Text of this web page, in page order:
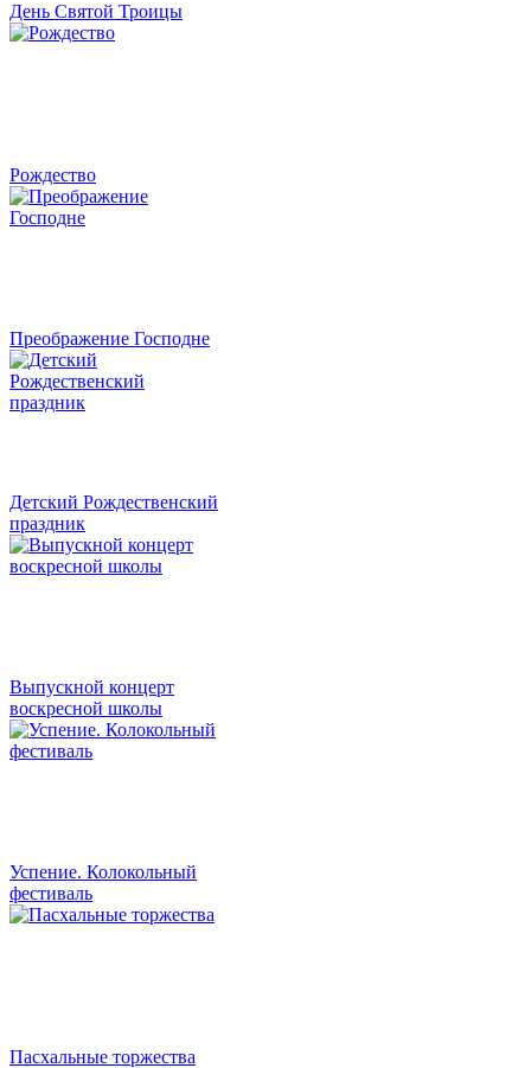
День Святой Троицы
Рождество
Преображение Господне
Детский Рождественский
праздник
Выпускной концерт
воскресной школы
Успение. Колокольный
фестиваль
Пасхальные торжества